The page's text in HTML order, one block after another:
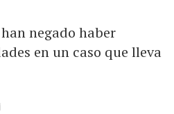
negado haber
en un caso que lleva